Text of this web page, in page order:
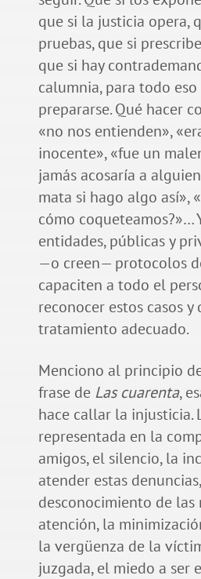
que si la justicia opera,
pruebas, que si
que si hay
calumnia, para todo eso
prepararse. Qué hacer
«no nos entienden»,
inocente», «fue un
jamás acosaría a
mata si hago algo así»,
cómo coqueteamos?»…
entidades, públicas y
—o creen— protocolos
capaciten a todo el
reconocer estos casos y
tratamiento adecuado.
Menciono al principio
frase de Las cuarenta,
hace callar la injusticia.
representada en la
amigos, el silencio, la
atender estas
desconocimiento de las
atención, la
la vergüenza de la
juzgada, el miedo a ser